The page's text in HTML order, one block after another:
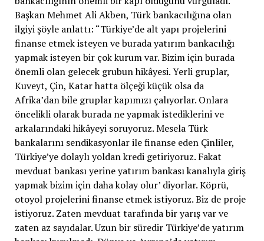
Başkan Mehmet Ali Akben, Türk bankacılığına olan
ilgiyi şöyle anlattı: “Türkiye’de alt yapı projelerini
finanse etmek isteyen ve burada yatırım bankacılığı
yapmak isteyen bir çok kurum var. Bizim için burada
önemli olan gelecek grubun hikâyesi. Yerli gruplar,
Kuveyt, Çin, Katar hatta ölçeği küçük olsa da
Afrika’dan bile gruplar kapımızı çalıyorlar. Onlara
öncelikli olarak burada ne yapmak istediklerini ve
arkalarındaki hikâyeyi soruyoruz. Mesela Türk
bankalarını sendikasyonlar ile finanse eden Çinliler,
Türkiye’ye dolaylı yoldan kredi getiriyoruz. Fakat
mevduat bankası yerine yatırım bankası kanalıyla giriş
yapmak bizim için daha kolay olur’ diyorlar. Köprü,
otoyol projelerini finanse etmek istiyoruz. Biz de proje
istiyoruz. Zaten mevduat tarafında bir yarış var ve
zaten az sayıdalar. Uzun bir süredir Türkiye’de yatırım